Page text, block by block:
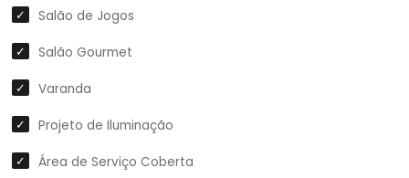
Salão de Jogos
Salão Gourmet
Varanda
Projeto de Iluminação
Área de Serviço Coberta